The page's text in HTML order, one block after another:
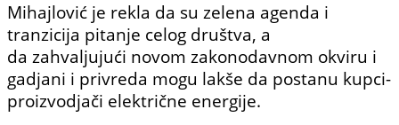
Mihajlović je rekla da su zelena agenda i
tranzicija pitanje celog društva, a
da zahvaljujući novom zakonodavnom okviru i
gadjani i privreda mogu lakše da postanu kupci-
proizvodjači električne energije.